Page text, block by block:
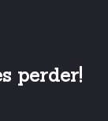
perder!